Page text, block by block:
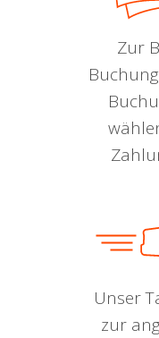
Zur
Unser
zur